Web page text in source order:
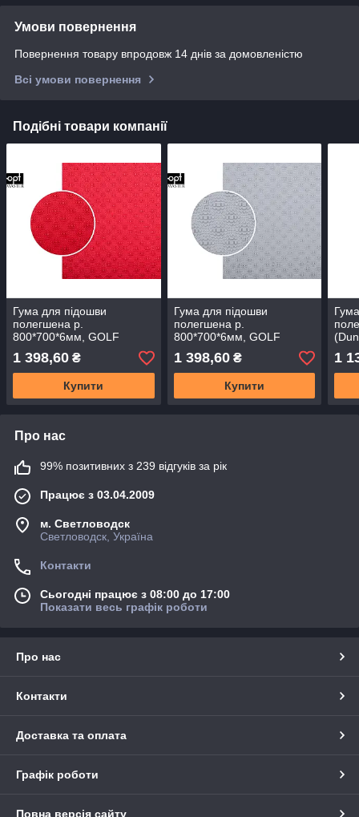
Умови повернення
Повернення товару впродовж 14 днів за домовленістю
Всі умови повернення
Подібні товари компанії
Гума для підошви
полегшена р.
800*700*6мм, GOLF
(Dunlop), кол. червоний
1 398,60 ₴
Купити
Гума для підошви
полегшена р.
800*700*6мм, GOLF
(Dunlop),кол. сірий
1 398,60₴
Купити
кол.
1
Про нас
99% позитивних з 239 відгуків за рік
Працює з 03.04.2009
м. Светловодск
Светловодск, Україна
Контакти
Сьогодні працює з 08:00 до 17:00
Показати весь графік роботи
Про нас
Контакти
Доставка та оплата
Графік роботи
Повна версія сайту